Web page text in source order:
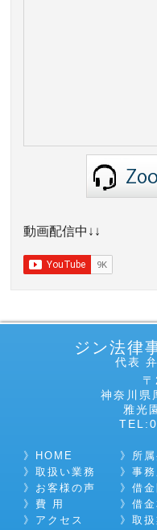
動画配信中↓↓
ジン法律
代表
神奈川県
雅光
HOME
取扱い業務
お客様の声
費 用
アクセス
所
事
借
借
取